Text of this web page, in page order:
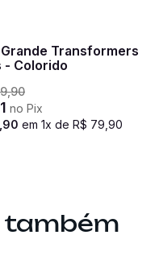
Transformers
- Colorido
,90
no Pix
90 em 1x de R$ 79 90
também